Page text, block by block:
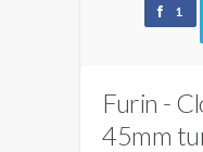
1
Furin -
45mm